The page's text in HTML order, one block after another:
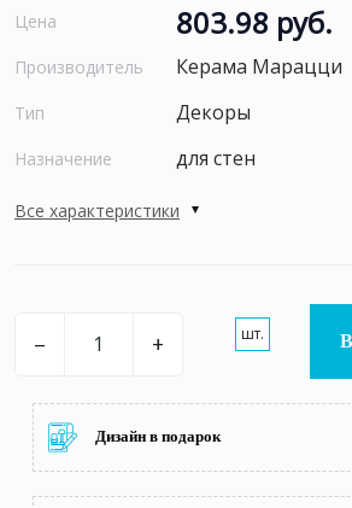
Цена 803.98 руб.
Производитель Керама Марацци
Тип Декоры
Назначение для стен
Все характеристики
– + шт.
Дизайн в подарок